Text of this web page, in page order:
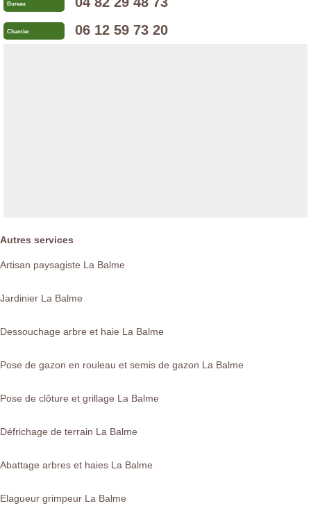
Bureau
Chantier 06 12 59 73 20
Autres services
Artisan paysagiste La Balme
Jardinier La Balme
Dessouchage arbre et haie La Balme
Pose de gazon en rouleau et semis de gazon La Balme
Pose de clôture et grillage La Balme
Défrichage de terrain La Balme
Abattage arbres et haies La Balme
Elagueur grimpeur La Balme